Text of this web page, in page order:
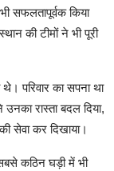
सफलतापूर्वक किया
की टीमों ने भी पूरी
परिवार का सपना था
रास्ता बदल दिया,
सेवा कर दिखाया।
कठिन घड़ी में भी